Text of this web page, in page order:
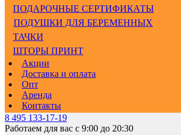
ПОДАРОЧНЫЕ СЕРТИФИКАТЫ
ПОДУШКИ ДЛЯ БЕРЕМЕННЫХ
ТАЧКИ
ШТОРЫ ПРИНТ
Акции
Доставка и оплата
Опт
Аренда
Контакты
8 495 133-17-19
Работаем для вас с 9:00 до 20:30